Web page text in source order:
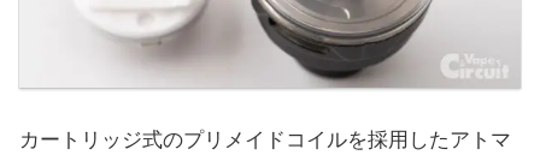
カートリッジ式のプリメイドコイルを採用したアトマ